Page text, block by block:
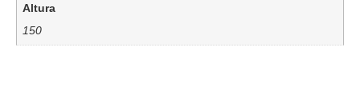
Altura
150